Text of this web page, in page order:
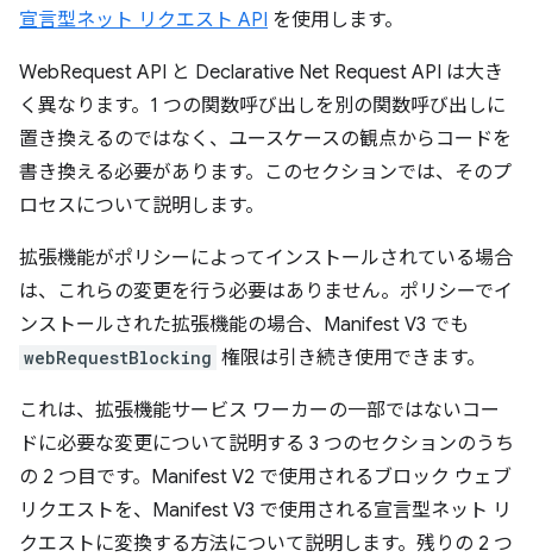
宣言型ネット リクエスト API を使用します。
WebRequest API と Declarative Net Request API は大き
く異なります。1 つの関数呼び出しを別の関数呼び出しに
置き換えるのではなく、ユースケースの観点からコードを
書き換える必要があります。このセクションでは、そのプ
ロセスについて説明します。
拡張機能がポリシーによってインストールされている場合
は、これらの変更を行う必要はありません。ポリシーでイ
ンストールされた拡張機能の場合、Manifest V3 でも
webRequestBlocking 権限は引き続き使用できます。
これは、拡張機能サービス ワーカーの一部ではないコー
ドに必要な変更について説明する 3 つのセクションのうち
の 2 つ目です。Manifest V2 で使用されるブロック ウェブ
リクエストを、Manifest V3 で使用される宣言型ネット リ
クエストに変換する方法について説明します。残りの 2 つ